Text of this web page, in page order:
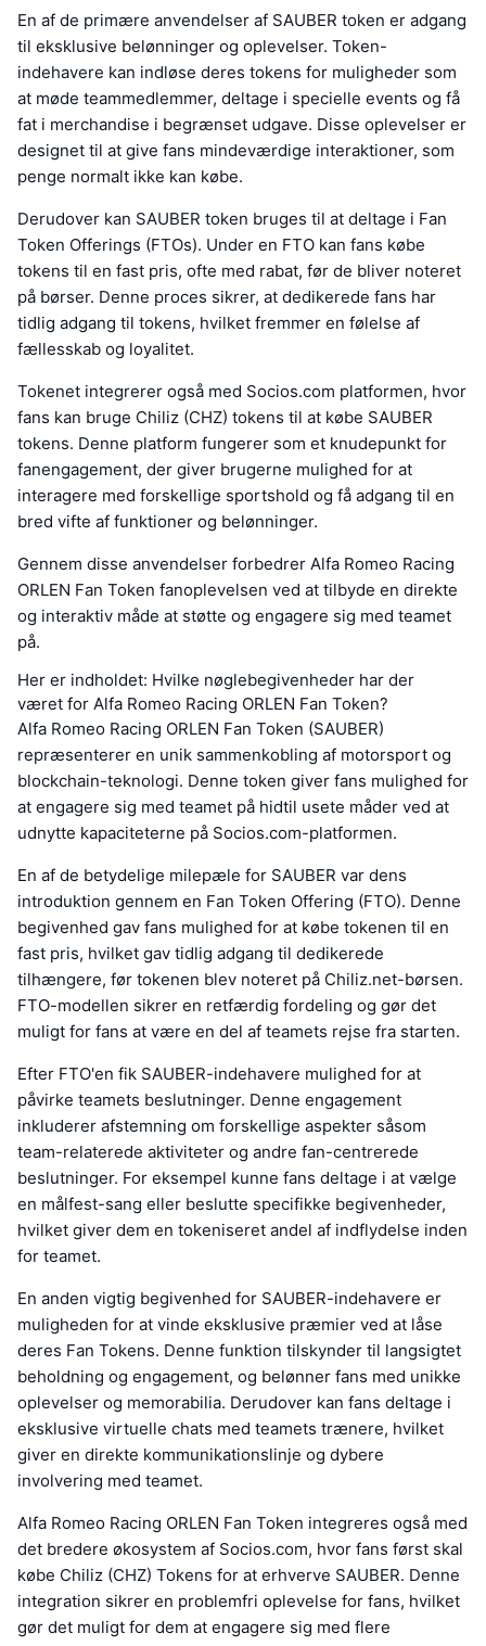
En af de primære anvendelser af SAUBER token er adgang
til eksklusive belønninger og oplevelser. Token-
indehavere kan indløse deres tokens for muligheder som
at møde teammedlemmer, deltage i specielle events og få
fat i merchandise i begrænset udgave. Disse oplevelser er
designet til at give fans mindeværdige interaktioner, som
penge normalt ikke kan købe.
Derudover kan SAUBER token bruges til at deltage i Fan
Token Offerings (FTOs). Under en FTO kan fans købe
tokens til en fast pris, ofte med rabat, før de bliver noteret
på børser. Denne proces sikrer, at dedikerede fans har
tidlig adgang til tokens, hvilket fremmer en følelse af
fællesskab og loyalitet.
Tokenet integrerer også med Socios.com platformen, hvor
fans kan bruge Chiliz (CHZ) tokens til at købe SAUBER
tokens. Denne platform fungerer som et knudepunkt for
fanengagement, der giver brugerne mulighed for at
interagere med forskellige sportshold og få adgang til en
bred vifte af funktioner og belønninger.
Gennem disse anvendelser forbedrer Alfa Romeo Racing
ORLEN Fan Token fanoplevelsen ved at tilbyde en direkte
og interaktiv måde at støtte og engagere sig med teamet
på.
Her er indholdet: Hvilke nøglebegivenheder har der
været for Alfa Romeo Racing ORLEN Fan Token?
Alfa Romeo Racing ORLEN Fan Token (SAUBER)
repræsenterer en unik sammenkobling af motorsport og
blockchain-teknologi. Denne token giver fans mulighed for
at engagere sig med teamet på hidtil usete måder ved at
udnytte kapaciteterne på Socios.com-platformen.
En af de betydelige milepæle for SAUBER var dens
introduktion gennem en Fan Token Offering (FTO). Denne
begivenhed gav fans mulighed for at købe tokenen til en
fast pris, hvilket gav tidlig adgang til dedikerede
tilhængere, før tokenen blev noteret på Chiliz.net-børsen.
FTO-modellen sikrer en retfærdig fordeling og gør det
muligt for fans at være en del af teamets rejse fra starten.
Efter FTO'en fik SAUBER-indehavere mulighed for at
påvirke teamets beslutninger. Denne engagement
inkluderer afstemning om forskellige aspekter såsom
team-relaterede aktiviteter og andre fan-centrerede
beslutninger. For eksempel kunne fans deltage i at vælge
en målfest-sang eller beslutte specifikke begivenheder,
hvilket giver dem en tokeniseret andel af indflydelse inden
for teamet.
En anden vigtig begivenhed for SAUBER-indehavere er
muligheden for at vinde eksklusive præmier ved at låse
deres Fan Tokens. Denne funktion tilskynder til langsigtet
beholdning og engagement, og belønner fans med unikke
oplevelser og memorabilia. Derudover kan fans deltage i
eksklusive virtuelle chats med teamets trænere, hvilket
giver en direkte kommunikationslinje og dybere
involvering med teamet.
Alfa Romeo Racing ORLEN Fan Token integreres også med
det bredere økosystem af Socios.com, hvor fans først skal
købe Chiliz (CHZ) Tokens for at erhverve SAUBER. Denne
integration sikrer en problemfri oplevelse for fans, hvilket
gør det muligt for dem at engagere sig med flere